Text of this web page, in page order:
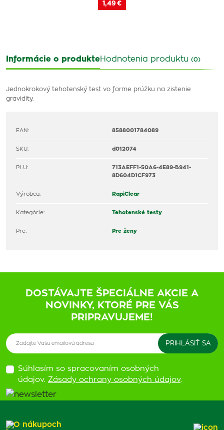
1,49 €
Informácie o produkteHodnotenia produktu (0)
Jednokrokový tehotenský test vo forme prúžku na zistenie
gravidity.
EAN: 8588001784089
SKU: d012074
PLU:
713AEFF1-50A6-4E89-B941-
8D604D1CF973
Výrobca: RapiClear
Kategórie: Tehotenské testy
Pre: Pre ženy
DOSTÁVAJTE ŠPECIÁLNE AKCIE A
NOVINKY, KTORÉ PRE VÁS
PRIPRAVUJEME!
Súhlasím so spracovaním osobných
údajov. Zásady ochrany osobných údajov.
O nákupoch